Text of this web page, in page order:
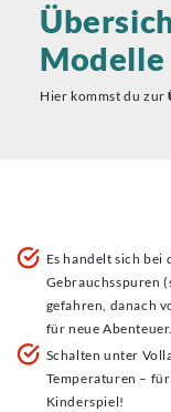
Modelle
Hier kommst du zur
Es handelt sich bei
Gebrauchsspuren
gefahren, danach
für neue Abenteuer.
Schalten unter
Temperaturen –
Kinderspiel!